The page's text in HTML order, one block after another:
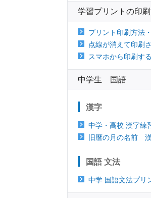
学習プリントの印
プリント印刷方法
点線が消えて印刷
スマホから印刷す
中学生 国語
漢字
中学・高校 漢字練
旧暦の月の名前
国語 文法
中学 国語文法プリ